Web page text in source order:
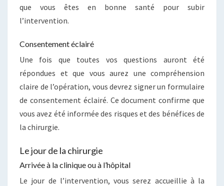
que vous êtes en bonne santé pour subir
l’intervention.
Consentement éclairé
Une fois que toutes vos questions auront été
répondues et que vous aurez une compréhension
claire de l’opération, vous devrez signer un formulaire
de consentement éclairé. Ce document confirme que
vous avez été informée des risques et des bénéfices de
la chirurgie.
Le jour de la chirurgie
Arrivée à la clinique ou à l’hôpital
Le jour de l’intervention, vous serez accueillie à la